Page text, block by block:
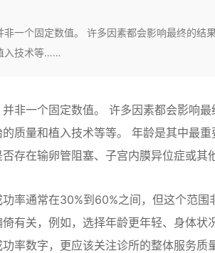
一个固定数值。 许多因素都会影响最终的结
入技术等……
非一个固定数值。 许多因素都会影响
质量和植入技术等等。 年龄是其中最
存在输卵管阻塞、子宫内膜异位症或其
率通常在30%到60%之间，但这个范
有关，例如，选择年龄更年轻、身体
率数字，更应该关注诊所的整体服务